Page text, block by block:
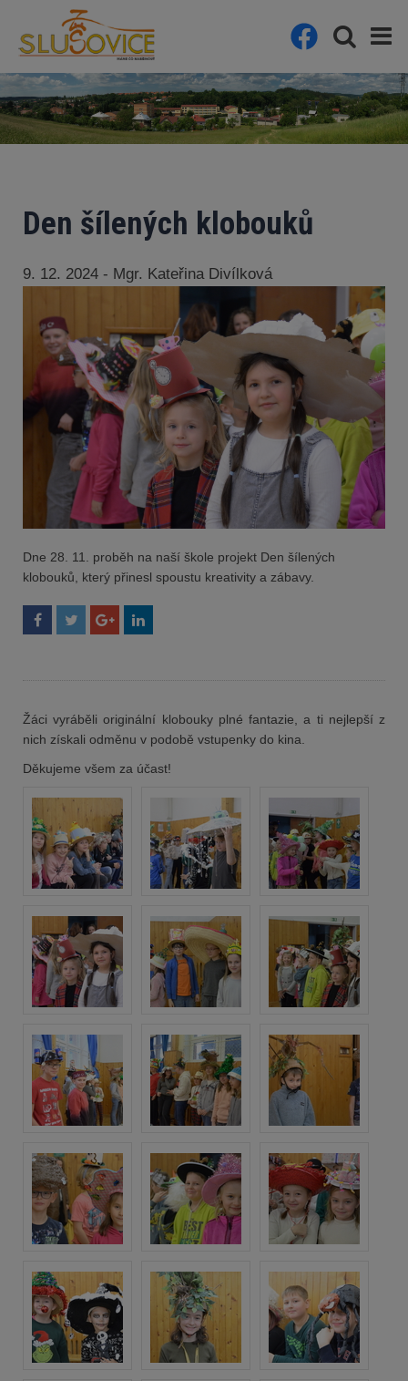
Den šílených klobouků
9. 12. 2024 - Mgr. Kateřina Divílková
Dne 28. 11. proběh na naší škole projekt Den šílených
klobouků , který přinesl spoustu kreativity a zábavy.
Žáci vyráběli originální klobouky plné fantazie, a ti nejlepší z
nich získali odměnu v podobě vstupenky do kina.
Děkujeme všem za účast!